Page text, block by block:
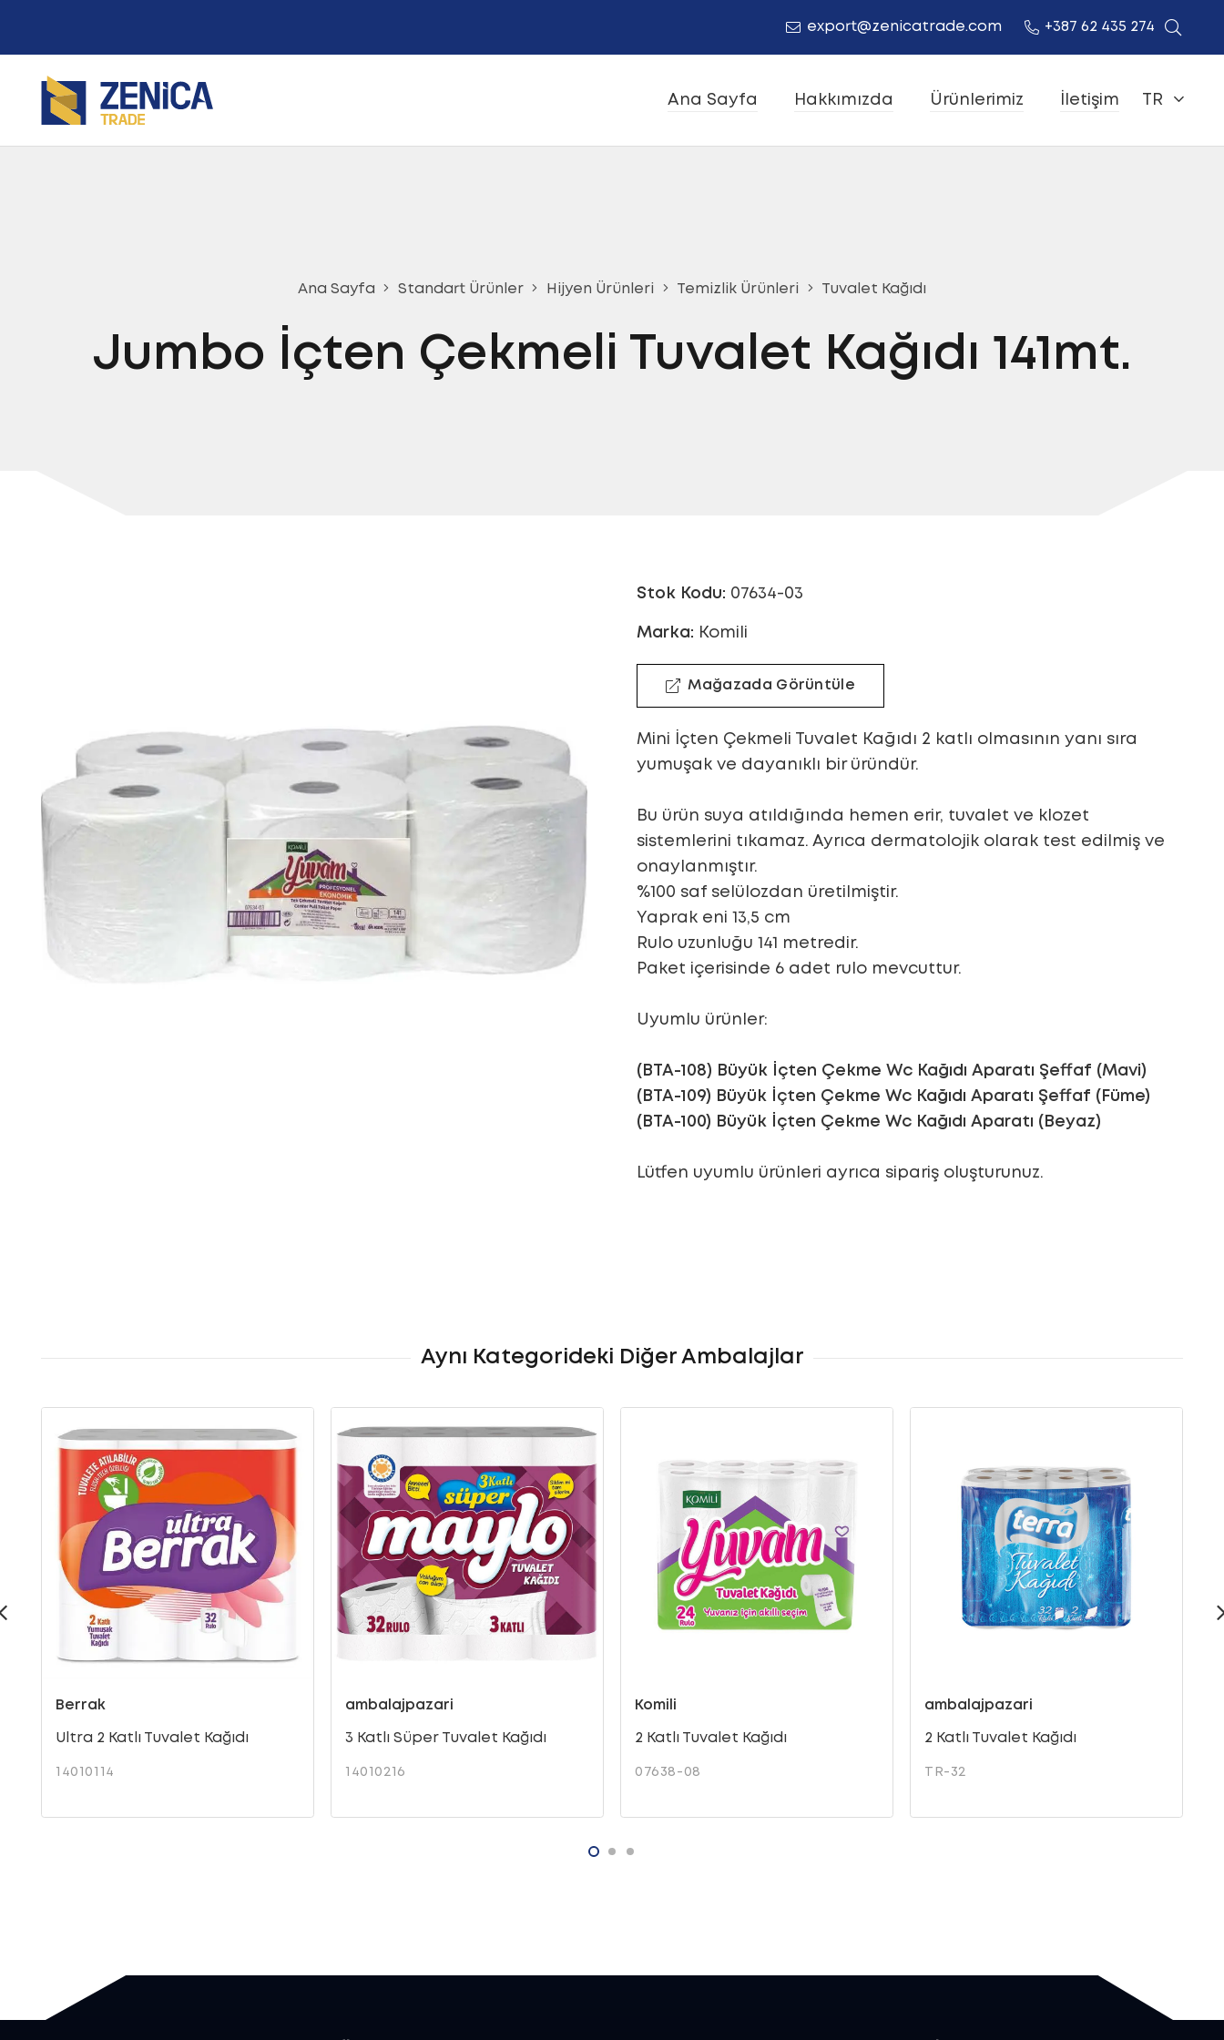
export@zenicatrade.com +387 62 435 274
Ana Sayfa Hakkımızda Ürünlerimiz İletişim TR
Ana Sayfa Standart Ürünler Hijyen Ürünleri Temizlik Ürünleri Tuvalet Kağıdı
Jumbo İçten Çekmeli Tuvalet Kağıdı 141mt.
Stok Kodu: 07634-03
Marka: Komili
Mağazada Görüntüle
Mini İçten Çekmeli Tuvalet Kağıdı 2 katlı olmasının yanı sıra
yumuşak ve dayanıklı bir üründür.
Bu ürün suya atıldığında hemen erir, tuvalet ve klozet
sistemlerini tıkamaz. Ayrıca dermatolojik olarak test edilmiş ve
onaylanmıştır.
%100 saf selülozdan üretilmiştir.
Yaprak eni 13,5 cm
Rulo uzunluğu 141 metredir.
Paket içerisinde 6 adet rulo mevcuttur.
Uyumlu ürünler:
(BTA-108) Büyük İçten Çekme Wc Kağıdı Aparatı Şeffaf (Mavi)
(BTA-109) Büyük İçten Çekme Wc Kağıdı Aparatı Şeffaf (Füme)
(BTA-100) Büyük İçten Çekme Wc Kağıdı Aparatı (Beyaz)
Lütfen uyumlu ürünleri ayrıca sipariş oluşturunuz.
Aynı Kategorideki Diğer Ambalajlar
Berrak
Ultra 2 Katlı Tuvalet Kağıdı
14010114
ambalajpazari
3 Katlı Süper Tuvalet Kağıdı
14010216
Komili
2 Katlı Tuvalet Kağıdı
07638-08
ambalajpazari
2 Katlı Tuvalet Kağıdı
TR-32